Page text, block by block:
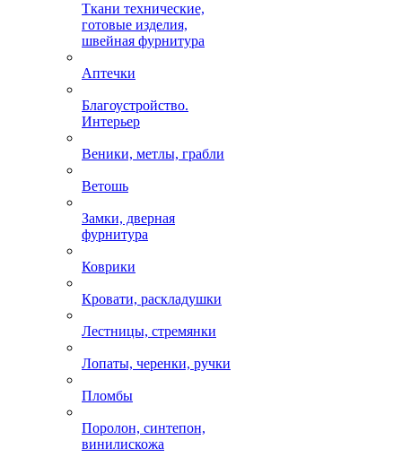
Ткани технические,
готовые изделия,
швейная фурнитура
Аптечки
Благоустройство.
Интерьер
Веники, метлы, грабли
Ветошь
Замки, дверная
фурнитура
Коврики
Кровати, раскладушки
Лестницы, стремянки
Лопаты, черенки, ручки
Пломбы
Поролон, синтепон,
винилискожа